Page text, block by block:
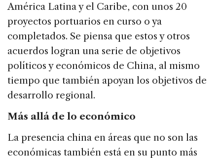
América Latina y el Caribe, con unos 20
proyectos portuarios en curso o ya
completados. Se piensa que estos y otros
acuerdos logran una serie de objetivos
políticos y económicos de China, al mismo
tiempo que también apoyan los objetivos de
desarrollo regional.
Más allá de lo económico
La presencia china en áreas que no son las
económicas también está en su punto más